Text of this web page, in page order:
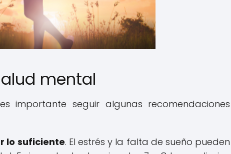
mental
importante seguir algunas recomendaciones
lo suficiente. El estrés y la falta de sueño pueden